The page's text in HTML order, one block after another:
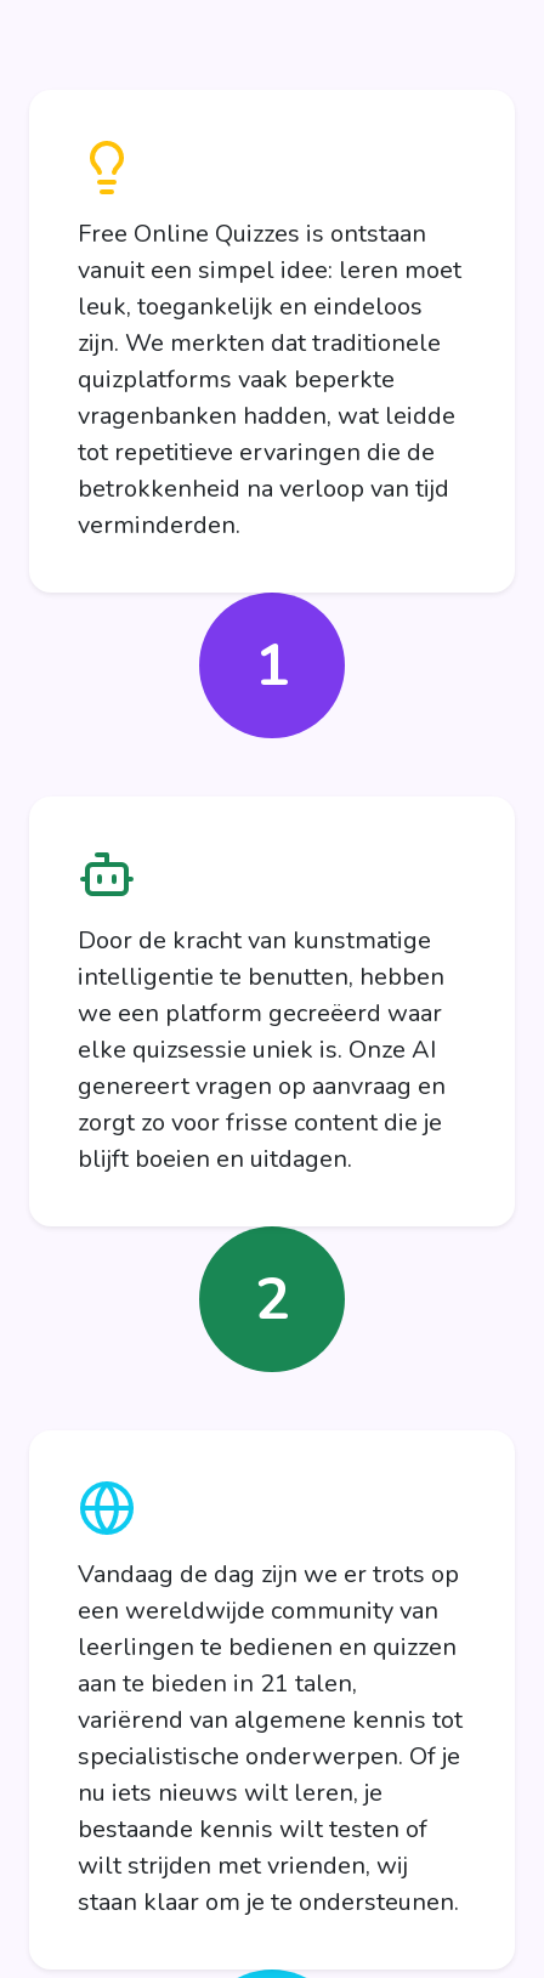
Free Online Quizzes is ontstaan
vanuit een simpel idee: leren moet
leuk, toegankelijk en eindeloos
zijn. We merkten dat traditionele
quizplatforms vaak beperkte
vragenbanken hadden, wat leidde
tot repetitieve ervaringen die de
betrokkenheid na verloop van tijd
verminderden.
1
Door de kracht van kunstmatige
intelligentie te benutten, hebben
we een platform gecreëerd waar
elke quizsessie uniek is. Onze AI
genereert vragen op aanvraag en
zorgt zo voor frisse content die je
blijft boeien en uitdagen.
2
Vandaag de dag zijn we er trots op
een wereldwijde community van
leerlingen te bedienen en quizzen
aan te bieden in 21 talen,
variërend van algemene kennis tot
specialistische onderwerpen. Of je
nu iets nieuws wilt leren, je
bestaande kennis wilt testen of
wilt strijden met vrienden, wij
staan klaar om je te ondersteunen.